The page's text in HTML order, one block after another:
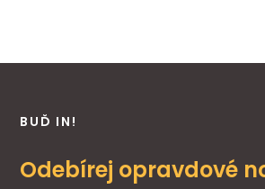
BUĎ IN!
Odebírej opravdové